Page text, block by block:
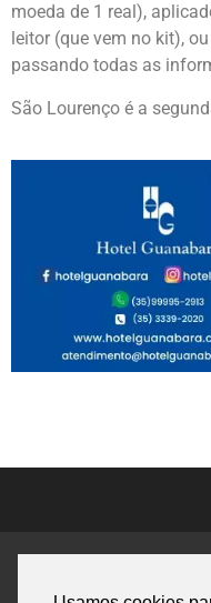
moeda de 1 real),
leitor (que vem no kit),
passando todas as
São Lourenço é a